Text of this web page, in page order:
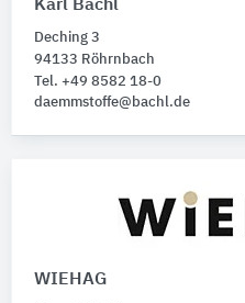
Karl Bachl
Deching 3
94133 Röhrnbach
Tel. +49 8582 18-0
daemmstoffe@bachl.de
WIEHAG